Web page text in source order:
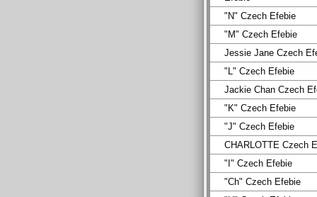
"N" Czech Efebie
"M" Czech Efebie
Jessie Jane Czech
"L" Czech Efebie
Jackie Chan Czech
"K" Czech Efebie
"J" Czech Efebie
CHARLOTTE Czech
"I" Czech Efebie
"Ch" Czech Efebie